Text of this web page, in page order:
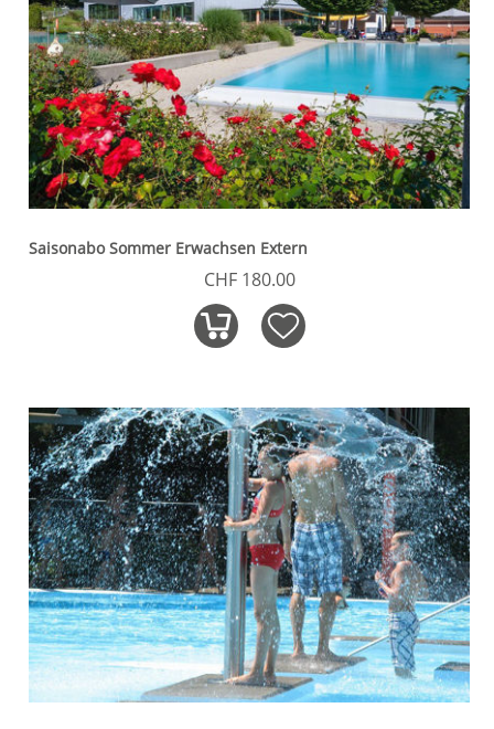
Saisonabo Sommer Erwachsen Extern
CHF 180.00